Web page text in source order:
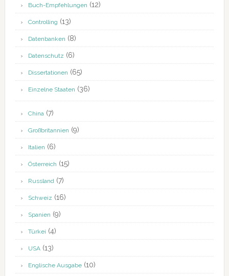
Buch-Empfehlungen (12)
Controlling (13)
Datenbanken (8)
Datenschutz (6)
Dissertationen (65)
Einzelne Staaten (36)
China(7)
Großbritannien (9)
Italien (6)
Österreich (15)
Russland(7)
Schweiz (16)
Spanien (9)
Türkei (4)
USA(13)
Englische Ausgabe(10)